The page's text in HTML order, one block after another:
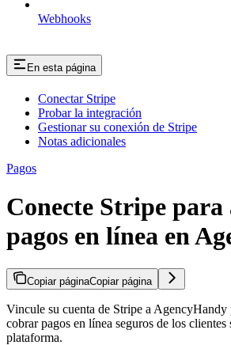
Webhooks
En esta página
Conectar Stripe
Probar la integración
Gestionar su conexión de Stripe
Notas adicionales
Pagos
Conecte Stripe para
pagos en línea en
Copiar páginaCopiar página
Vincule su cuenta de Stripe a AgencyHandy
cobrar pagos en línea seguros de los clientes
plataforma.